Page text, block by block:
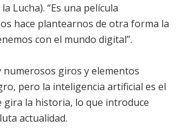
Lucha). “Es una película
hace plantearnos de otra forma la
con el mundo digital”.
numerosos giros y elementos
pero la inteligencia artificial es el
gira la historia, lo que introduce
actualidad.